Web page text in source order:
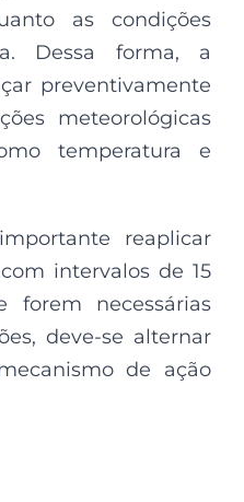
as condições
Dessa forma, a
preventivamente
meteorológicas
temperatura e
reaplicar
intervalos de 15
forem necessárias
deve-se alternar
de ação